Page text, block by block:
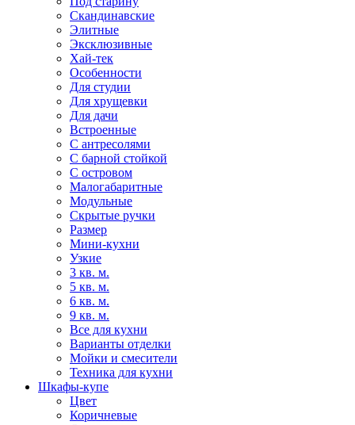
Скандинавские
Элитные
Эксклюзивные
Хай-тек
Особенности
Для студии
Для хрущевки
Для дачи
Встроенные
С антресолями
С барной стойкой
С островом
Малогабаритные
Модульные
Скрытые ручки
Размер
Мини-кухни
Узкие
3 кв. м.
5 кв. м.
6 кв. м.
9 кв. м.
Все для кухни
Варианты отделки
Мойки и смесители
Техника для кухни
Шкафы-купе
Цвет
Коричневые